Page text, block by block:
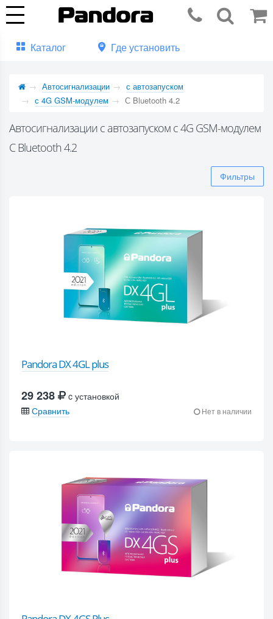
Каталог Где установить
Автосигнализации
с автозапуском
с 4G GSM-модулем
С Bluetooth 4.2
Автосигнализации с автозапуском с 4G GSM-модулем
С Bluetooth 4.2
Фильтры
Pandora DX 4GL plus
29 238
c установкой
Сравнить
Нет в наличии